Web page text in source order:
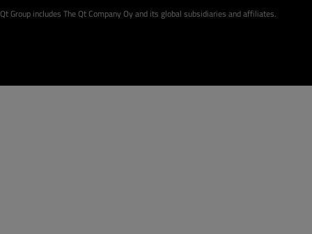
Qt Group includes The Qt Company Oy and its global subsidiaries and affiliates.